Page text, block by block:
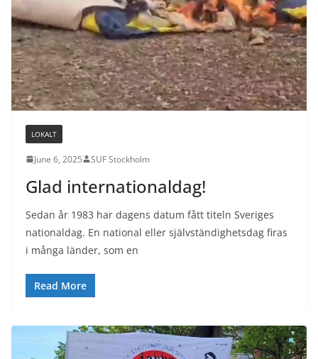
LOKALT
June 6, 2025 SUF Stockholm
Glad internationaldag!
Sedan år 1983 har dagens datum fått titeln Sveriges
nationaldag. En national eller självständighetsdag firas
i många länder, som en
Read More